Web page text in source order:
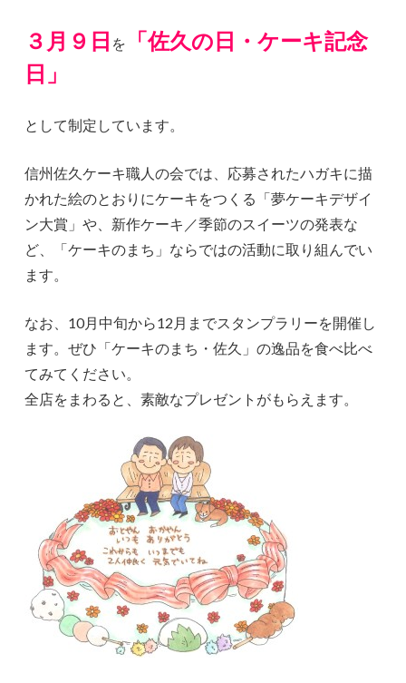
３月９日 を
「佐久の日・ケーキ記念
日」
として制定しています。
信州佐久ケーキ職人の会では、応募されたハガキに描
かれた絵のとおりにケーキをつくる「夢ケーキデザイ
ン大賞」や、新作ケーキ／季節のスイーツの発表な
ど、「ケーキのまち」ならではの活動に取り組んでい
ます。
なお、10月中旬から12月までスタンプラリーを開催し
ます。ぜひ「ケーキのまち・佐久」の逸品を食べ比べ
てみてください。
全店をまわると、素敵なプレゼントがもらえます。